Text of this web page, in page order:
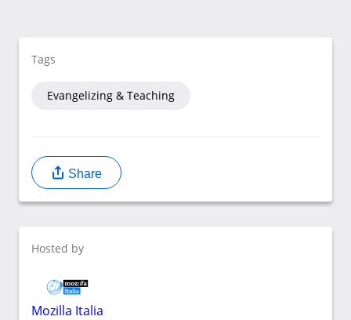
Tags
Evangelizing & Teaching
Share
Hosted by
Mozilla Italia